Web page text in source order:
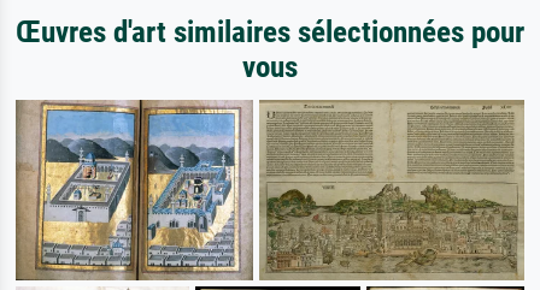
Œuvres d'art similaires sélectionnées pour
vous